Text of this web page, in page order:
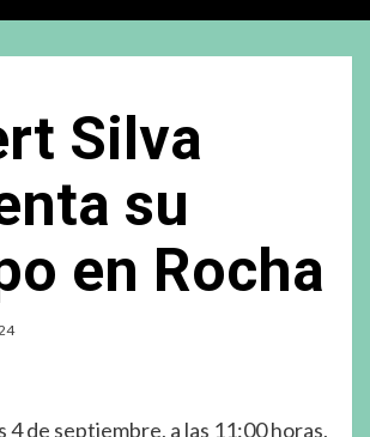
Silva
su
en Rocha
4 de septiembre, a las 11:00 horas,